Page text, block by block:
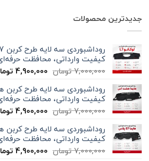
جدیدترین محصولات
کیفیت وارداتی، محافظت
7,000,000تومان قیمت
7,000,000
بود.
4,900,000
روداشبوردی سه‌ لایه طرح
کیفیت وارداتی، محافظت
7,000,000تومان قیمت
7,000,000
بود.
4,900,000
کیفیت وارداتی، محافظت
7,000,000تومان قیمت
4,900,000